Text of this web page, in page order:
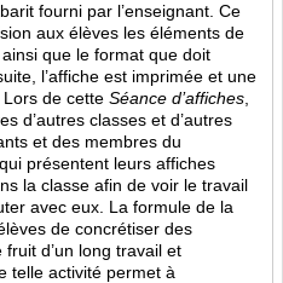
fourni par l’enseignant. Ce
aux élèves les éléments de
que le format que doit
l’affiche est imprimée et une
de cette Séance d’affiches
d’autres classes et d’autres
et des membres du
présentent leurs affiches
la classe afin de voir le travail
avec eux. La formule de la
de concrétiser des
fruit d’un long travail et
telle activité permet à